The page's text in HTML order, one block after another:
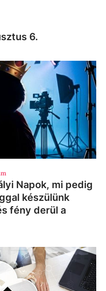
6.
Napok, mi pedig
készülünk
fény derül a